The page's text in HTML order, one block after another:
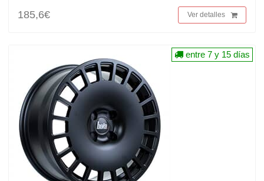
185,6€
Ver detalles
entre 7 y 15 días